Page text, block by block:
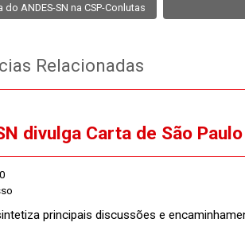
ANDES-SN na CSP-Conlutas
Relacionadas
divulga Carta de São Paulo
principais discussões e